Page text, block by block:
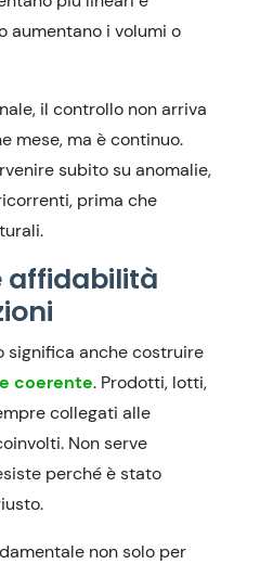
aumentano i volumi o
il controllo non arriva
mese, ma è continuo.
subito su anomalie,
prima che
affidabilità
significa anche costruire
coerente. Prodotti, lotti,
collegati alle
Non serve
perché è stato
non solo per